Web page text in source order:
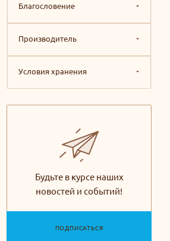
Будьте в курсе наших
новостей и событий!
ПОДПИСАТЬСЯ
Благословение
Производитель
Условия хранения